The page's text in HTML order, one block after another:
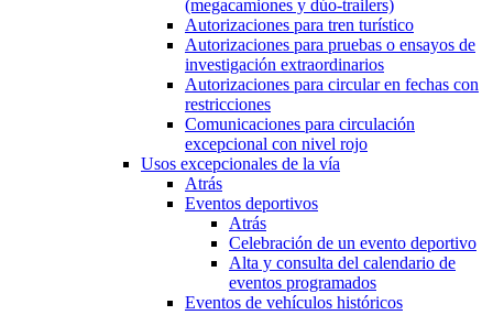
(megacamiones y dúo-trailers)
Autorizaciones para tren turístico
Autorizaciones para pruebas o ensayos de
investigación extraordinarios
Autorizaciones para circular en fechas con
restricciones
Comunicaciones para circulación
excepcional con nivel rojo
Usos excepcionales de la vía
Atrás
Eventos deportivos
Atrás
Celebración de un evento deportivo
Alta y consulta del calendario de
eventos programados
Eventos de vehículos históricos